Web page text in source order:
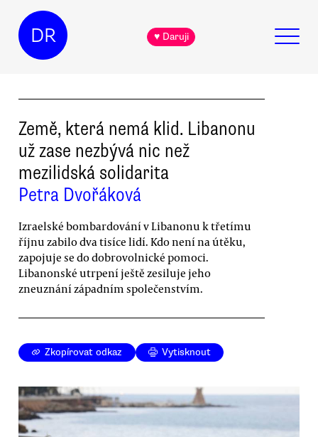
DR ♥ Daruji
Země, která nemá klid. Libanonu
už zase nezbývá nic než
mezilidská solidarita
Petra Dvořáková
Izraelské bombardování v Libanonu k třetímu
říjnu zabilo dva tisíce lidí. Kdo není na útěku,
zapojuje se do dobrovolnické pomoci.
Libanonské utrpení ještě zesiluje jeho
zneuznání západním společenstvím.
Zkopírovat odkaz Vytisknout